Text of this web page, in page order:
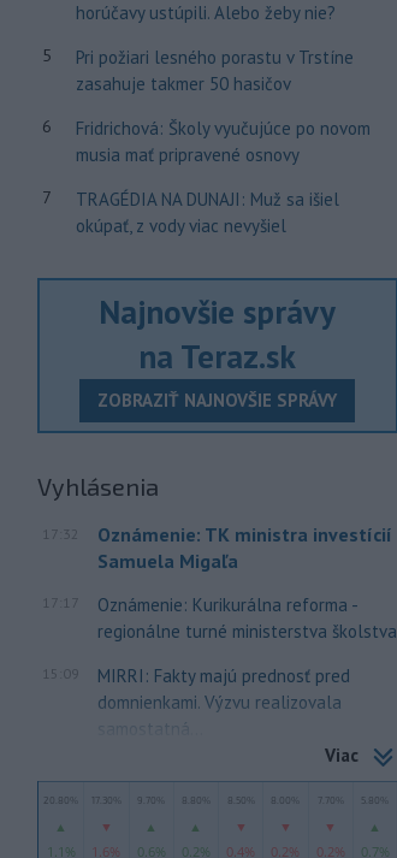
horúčavy ustúpili. Alebo žeby nie?
5
Pri požiari lesného porastu v Trstíne
zasahuje takmer 50 hasičov
6
Fridrichová: Školy vyučujúce po novom
musia mať pripravené osnovy
7
TRAGÉDIA NA DUNAJI: Muž sa išiel
okúpať, z vody viac nevyšiel
Najnovšie správy
na Teraz.sk
ZOBRAZIŤ NAJNOVŠIE SPRÁVY
Vyhlásenia
17:32
Oznámenie: TK ministra investícií
Samuela Migaľa
17:17
Oznámenie: Kurikurálna reforma -
regionálne turné ministerstva školstva
15:09
MIRRI: Fakty majú prednosť pred
domnienkami. Výzvu realizovala
samostatná...
Viac